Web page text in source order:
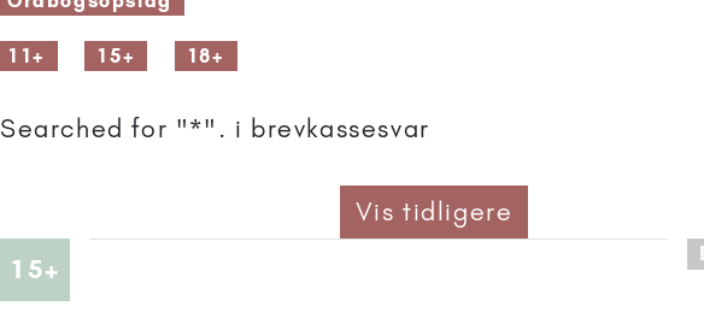
11+ 15+ 18+
Searched for "*". i brevkassesvar
Vis tidligere
15+